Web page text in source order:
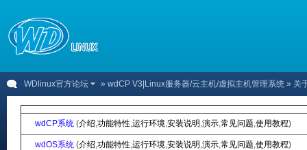
WDlinux官方论坛 » wdCP V3|Linux服务器/云主机/虚拟主机管理系统 » 关
wdCP系统 (介绍,功能特性,运行环境,安装说明 ,演示,常见问题,使用教程)
wdOS系统 (介绍,功能特性,运行环境,安装说明 ,演示,常见问题,使用教程)